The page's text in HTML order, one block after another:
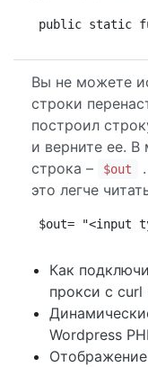
public static
Вы не можете
строки
построил
и верните ее.
строка –
$out
это легче
$out= "<input
Как
прокси с curl
Wordpress